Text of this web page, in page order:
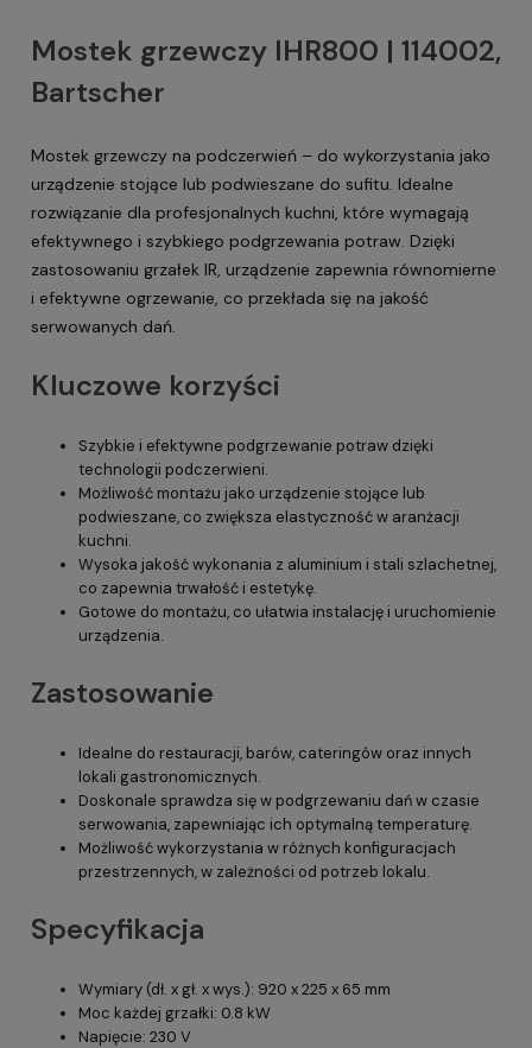
Mostek grzewczy IHR800 | 114002,
Bartscher
Mostek grzewczy na podczerwień – do wykorzystania jako
urządzenie stojące lub podwieszane do sufitu. Idealne
rozwiązanie dla profesjonalnych kuchni, które wymagają
efektywnego i szybkiego podgrzewania potraw. Dzięki
zastosowaniu grzałek IR, urządzenie zapewnia równomierne
i efektywne ogrzewanie, co przekłada się na jakość
serwowanych dań.
Kluczowe korzyści
Szybkie i efektywne podgrzewanie potraw dzięki
technologii podczerwieni.
Możliwość montażu jako urządzenie stojące lub
podwieszane, co zwiększa elastyczność w aranżacji
kuchni.
Wysoka jakość wykonania z aluminium i stali szlachetnej,
co zapewnia trwałość i estetykę.
Gotowe do montażu, co ułatwia instalację i uruchomienie
urządzenia.
Zastosowanie
Idealne do restauracji, barów, cateringów oraz innych
lokali gastronomicznych.
Doskonale sprawdza się w podgrzewaniu dań w czasie
serwowania, zapewniając ich optymalną temperaturę.
Możliwość wykorzystania w różnych konfiguracjach
przestrzennych, w zależności od potrzeb lokalu.
Specyfikacja
Wymiary (dł. x gł. x wys.): 920 x 225 x 65 mm
Moc każdej grzałki: 0.8 kW
Napięcie: 230 V